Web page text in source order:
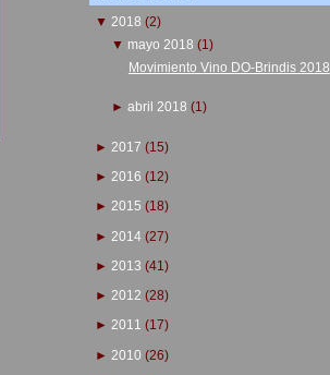
▼ 2018 (2)
▼ mayo 2018 (1)
Movimiento Vino DO-Brindis 2018
► abril 2018 (1)
► 2017 (15)
► 2016 (12)
► 2015 (18)
► 2014 (27)
► 2013 (41)
► 2012 (28)
► 2011 (17)
► 2010 (26)